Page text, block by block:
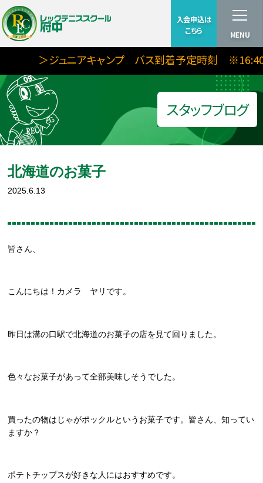
入会申込は
こちら
MENU
＞ジュニアキャンプ バス到着予定時刻 ※16:40
スタッフブログ
北海道のお菓子
2025.6.13
皆さん、
こんにちは！カメラ ヤリです。
昨日は溝の口駅で北海道のお菓子の店を見て回りました。
色々なお菓子があって全部美味しそうでした。
買ったの物はじゃがポックルというお菓子です。皆さん、知ってい
ますか？
ポテトチップスが好きな人にはおすすめです。